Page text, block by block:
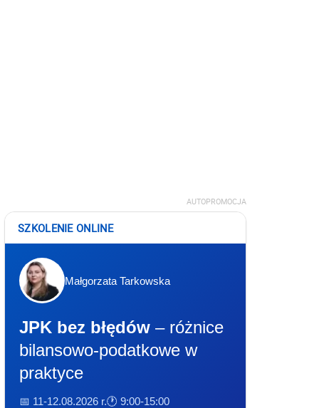
AUTOPROMOCJA
SZKOLENIE ONLINE
Małgorzata Tarkowska
JPK bez błędów – różnice
bilansowo-podatkowe w
praktyce
📅 11-12.08.2026 r.🕐 9:00-15:00